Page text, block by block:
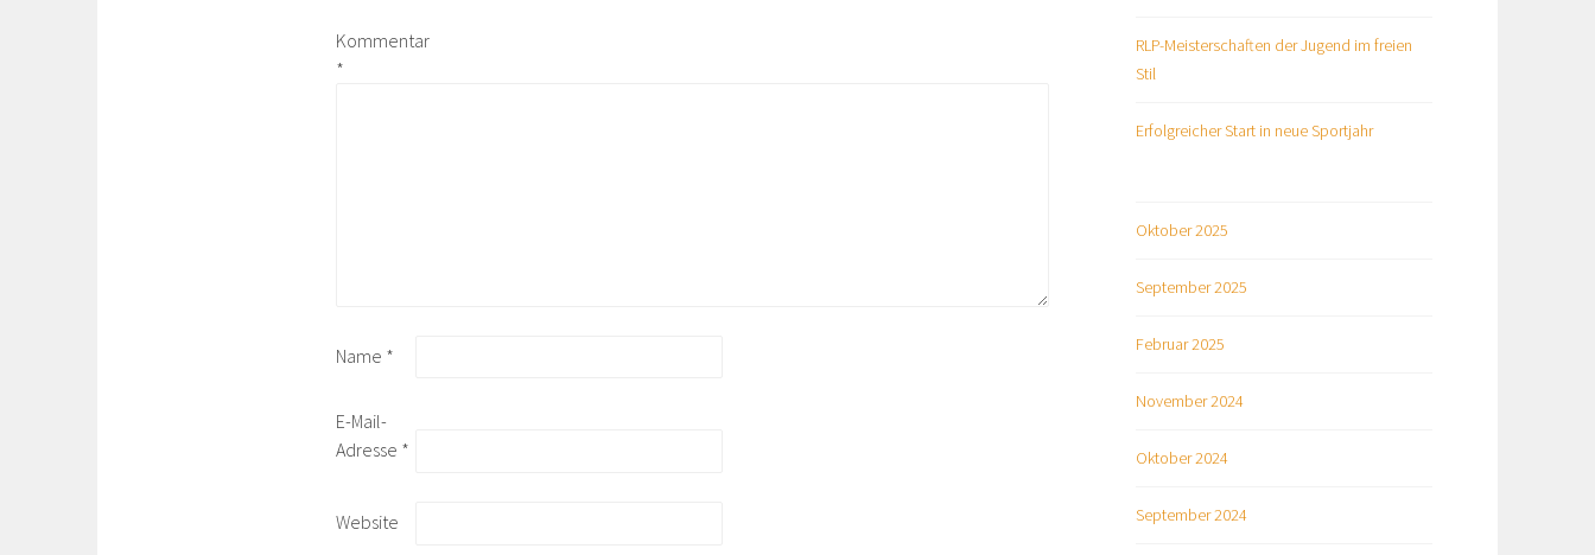
Kommentar
*
Name *
E-Mail-
Adresse *
Website
RLP-Meisterschaften der Jugend im freien
Stil
Erfolgreicher Start in neue Sportjahr
Oktober 2025
September 2025
Februar 2025
November 2024
Oktober 2024
September 2024